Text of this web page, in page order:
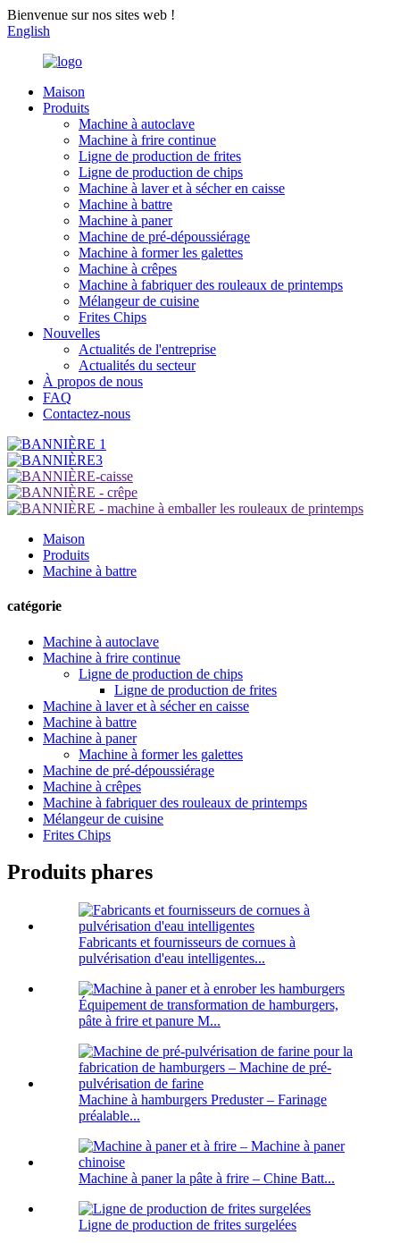
Bienvenue sur nos sites web !
English
Maison
Produits
Machine à autoclave
Machine à frire continue
Ligne de production de frites
Ligne de production de chips
Machine à laver et à sécher en caisse
Machine à battre
Machine à paner
Machine de pré-dépoussiérage
Machine à former les galettes
Machine à crêpes
Machine à fabriquer des rouleaux de printemps
Mélangeur de cuisine
Frites Chips
Nouvelles
Actualités de l'entreprise
Actualités du secteur
À propos de nous
FAQ
Contactez-nous
Maison
Produits
Machine à battre
catégorie
Machine à autoclave
Machine à frire continue
Ligne de production de chips
Ligne de production de frites
Machine à laver et à sécher en caisse
Machine à battre
Machine à paner
Machine à former les galettes
Machine de pré-dépoussiérage
Machine à crêpes
Machine à fabriquer des rouleaux de printemps
Mélangeur de cuisine
Frites Chips
Produits phares
Fabricants et fournisseurs de cornues à
pulvérisation d'eau intelligentes...
Équipement de transformation de hamburgers,
pâte à frire et panure M...
Machine à hamburgers Preduster – Farinage
préalable...
Machine à paner la pâte à frire – Chine Batt...
Ligne de production de frites surgelées